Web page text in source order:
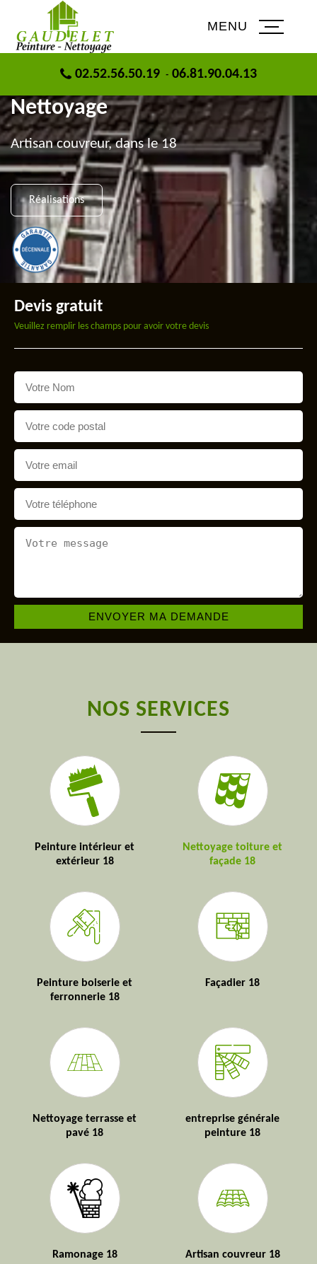
02.52.56.50.19 - 06.81.90.04.13
MENU
GAUDELET Peinture -
Nettoyage
Artisan couvreur, dans le 18
Réalisations
Devis gratuit
Veuillez remplir les champs pour avoir votre devis
NOS SERVICES
Peinture intérieur et
extérieur 18
Nettoyage toiture et
façade 18
Peinture boiserie et
ferronnerie 18
Façadier 18
Nettoyage terrasse et
pavé 18
entreprise générale
peinture 18
Ramonage 18 Artisan couvreur 18